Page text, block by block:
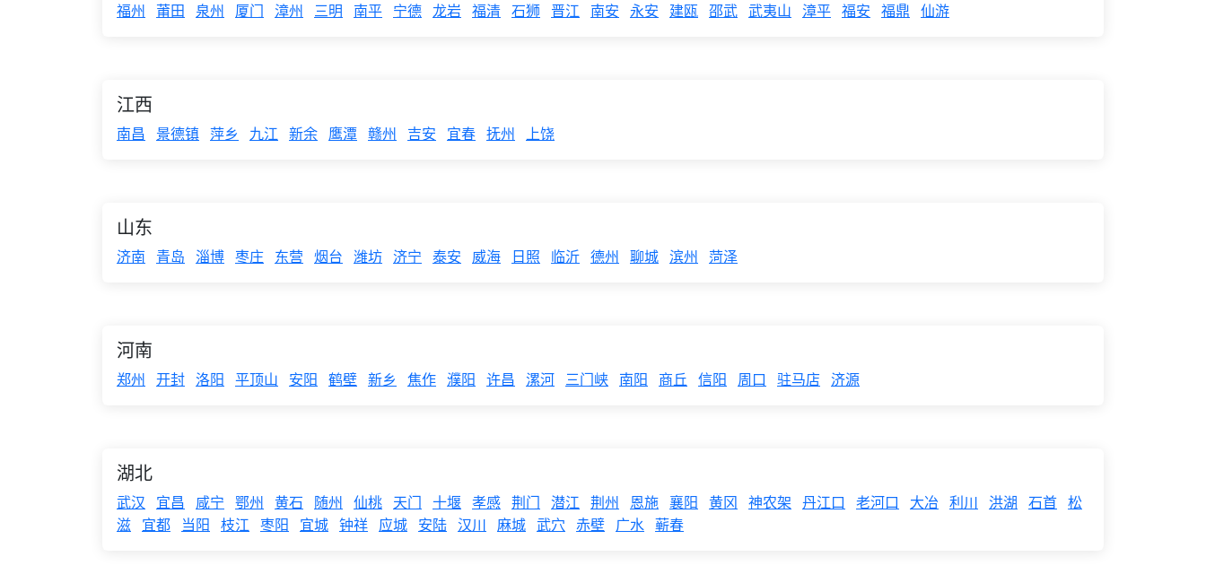
福州 莆田 泉州 厦门 漳州 三明 南平 宁德 龙岩 福清 石狮 晋江 南安 永安 建瓯 邵武 武夷山 漳平 福安 福鼎 仙游
江西
南昌 景德镇 萍乡 九江 新余 鹰潭 赣州 吉安 宜春 抚州 上饶
山东
济南 青岛 淄博 枣庄 东营 烟台 潍坊 济宁 泰安 威海 日照 临沂 德州 聊城 滨州 菏泽
河南
郑州 开封 洛阳 平顶山 安阳 鹤壁 新乡 焦作 濮阳 许昌 漯河 三门峡 南阳 商丘 信阳 周口 驻马店 济源
湖北
武汉 宜昌 咸宁 鄂州 黄石 随州 仙桃 天门 十堰 孝感 荆门 潜江 荆州 恩施 襄阳 黄冈 神农架 丹江口 老河口 大冶 利川 洪湖 石首 松
滋 宜都 当阳 枝江 枣阳 宜城 钟祥 应城 安陆 汉川 麻城 武穴 赤壁 广水 蕲春